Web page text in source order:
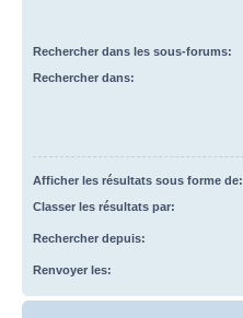
Rechercher dans les sous-forums:
Rechercher dans:
Afficher les résultats sous forme de:
Classer les résultats par:
Rechercher depuis:
Renvoyer les: